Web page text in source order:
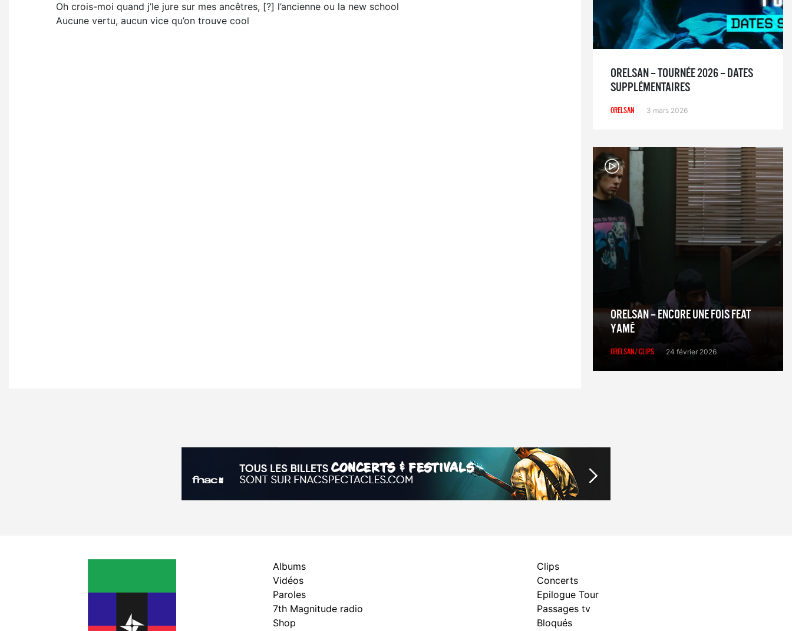
Oh crois-moi quand j’le jure sur mes ancêtres, [?] l’ancienne ou la new school
Aucune vertu, aucun vice qu’on trouve cool
ORELSAN – TOURNÉE 2026 – DATES
SUPPLÉMENTAIRES
ORELSAN 3 mars 2026
ORELSAN – ENCORE UNE FOIS FEAT
YAMÊ
ORELSAN/ CLIPS 24 février 2026
Albums
Vidéos
Paroles
7th Magnitude radio
Shop
Clips
Concerts
Epilogue Tour
Passages tv
Bloqués